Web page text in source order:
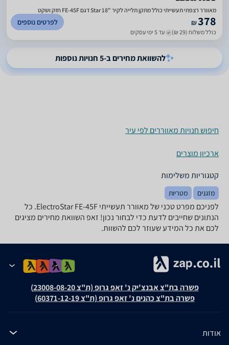
מאוורר רצפתי תעשייתי כולל מתקן תלייה לקיר "18 Star דגם FE-45F חזק ושקט
₪378
כולל משלוח (29 ₪) עד 5 ימי עסקים
לפרטים נוספים
להשוואת מחירים ב-5 חנויות נוספות
חיפוש חנויות מאווררים לפי עיר
ארכיון מוצרים
קטגוריות משלימות
מזגנים מטריות
לפניכם מפרט טכני של ‏מאוורר תעשייתי ElectroStar FE-45F. כל
הנתונים שחייבים לדעת כדי לבחור נכון! זאפ השוואת מחירים מציגים
לכם את כל המידע שעוזר לכם להשוות.
פשרה בת"צ אבנצ'יק נ' זאפ גרופ (ת"צ 23008-08-20)
פשרה בת"צ כהנים נ' זאפ גרופ (ת"צ 60371-12-19)
אודות